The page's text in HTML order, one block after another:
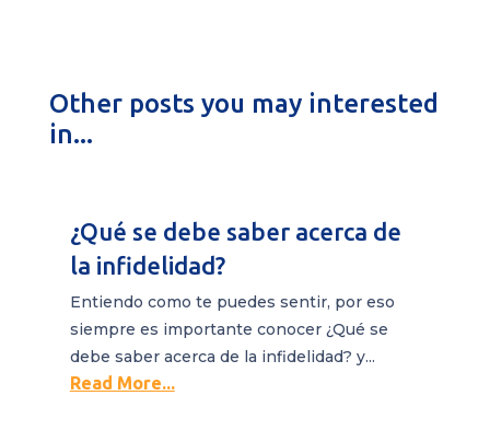
Other posts you may interested
in...
¿Qué se debe saber acerca de
la infidelidad?
Entiendo como te puedes sentir, por eso
siempre es importante conocer ¿Qué se
debe saber acerca de la infidelidad? y...
Read More...